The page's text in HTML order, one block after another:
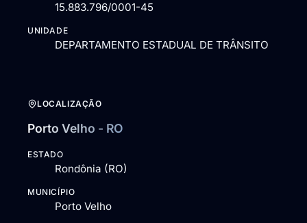
15.883.796/0001-45
UNIDADE
DEPARTAMENTO ESTADUAL DE TRÂNSITO
LOCALIZAÇÃO
Porto Velho - RO
ESTADO
Rondônia (RO)
MUNICÍPIO
Porto Velho